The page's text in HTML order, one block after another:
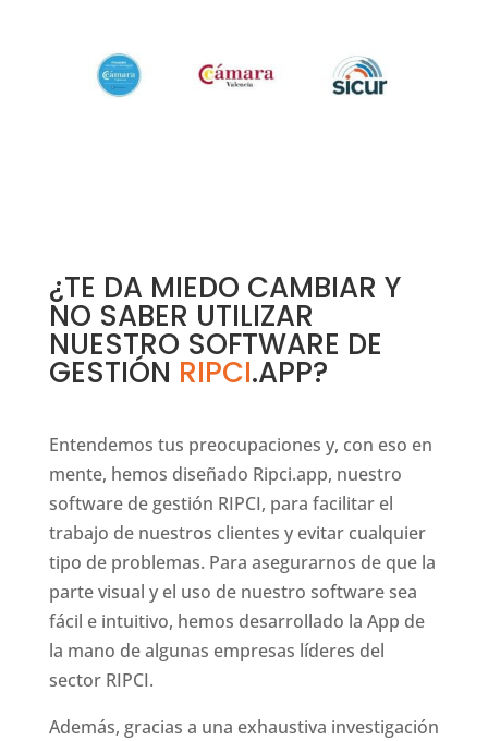
¿TE DA MIEDO CAMBIAR Y
NO SABER UTILIZAR
NUESTRO SOFTWARE DE
GESTIÓN RIPCI.APP?
Entendemos tus preocupaciones y, con eso en
mente, hemos diseñado Ripci.app, nuestro
software de gestión RIPCI, para facilitar el
trabajo de nuestros clientes y evitar cualquier
tipo de problemas. Para asegurarnos de que la
parte visual y el uso de nuestro software sea
fácil e intuitivo, hemos desarrollado la App de
la mano de algunas empresas líderes del
sector RIPCI.
Además, gracias a una exhaustiva investigación